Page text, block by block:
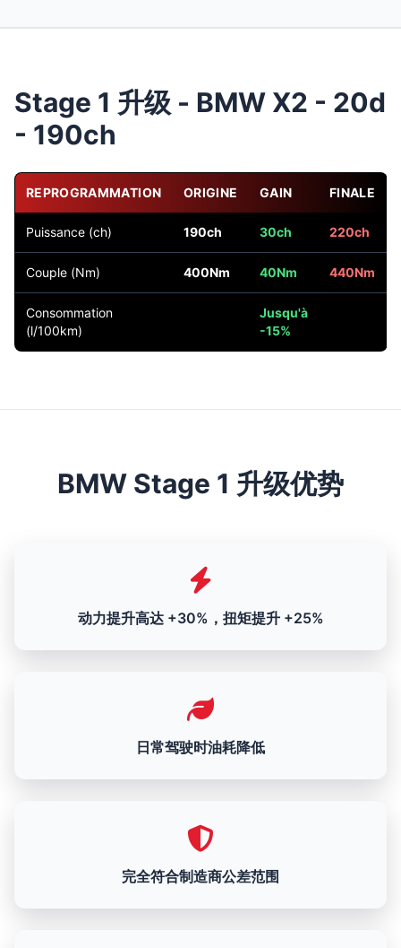
Stage 1 升级 - BMW X2 - 20d
- 190ch
REPROGRAMMATION ORIGINE GAIN FINALE
Puissance (ch) 190ch 30ch 220ch
Couple (Nm) 400Nm 40Nm 440Nm
Consommation
(l/100km)
Jusqu'à
-15%
BMW Stage 1 升级优势
动力提升高达 +30%，扭矩提升 +25%
日常驾驶时油耗降低
完全符合制造商公差范围